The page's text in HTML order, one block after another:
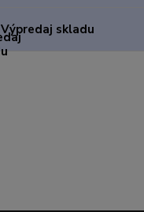
Výpredaj skladu